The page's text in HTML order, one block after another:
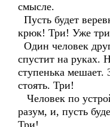
смысле.
Пусть будет
крюк! Три! Уже
Один человек
спустит на руках.
ступенька мешает.
стоять. Три!
Человек по
разум, и, пусть
Три!